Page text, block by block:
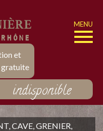
et
MENU
indisponible
CAVE, GRENIER,